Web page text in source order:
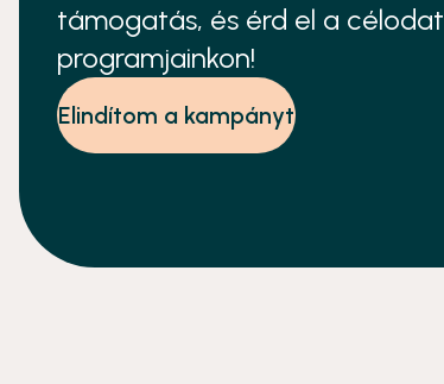
támogatás, és érd el a
programjainkon!
Elindítom a kampányt